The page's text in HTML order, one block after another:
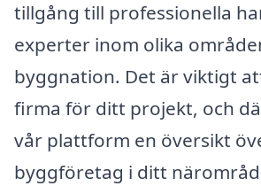
tillgång till professionella
experter inom olika
byggnation. Det är viktigt
firma för ditt projekt, och
vår plattform en översikt
byggföretag i ditt